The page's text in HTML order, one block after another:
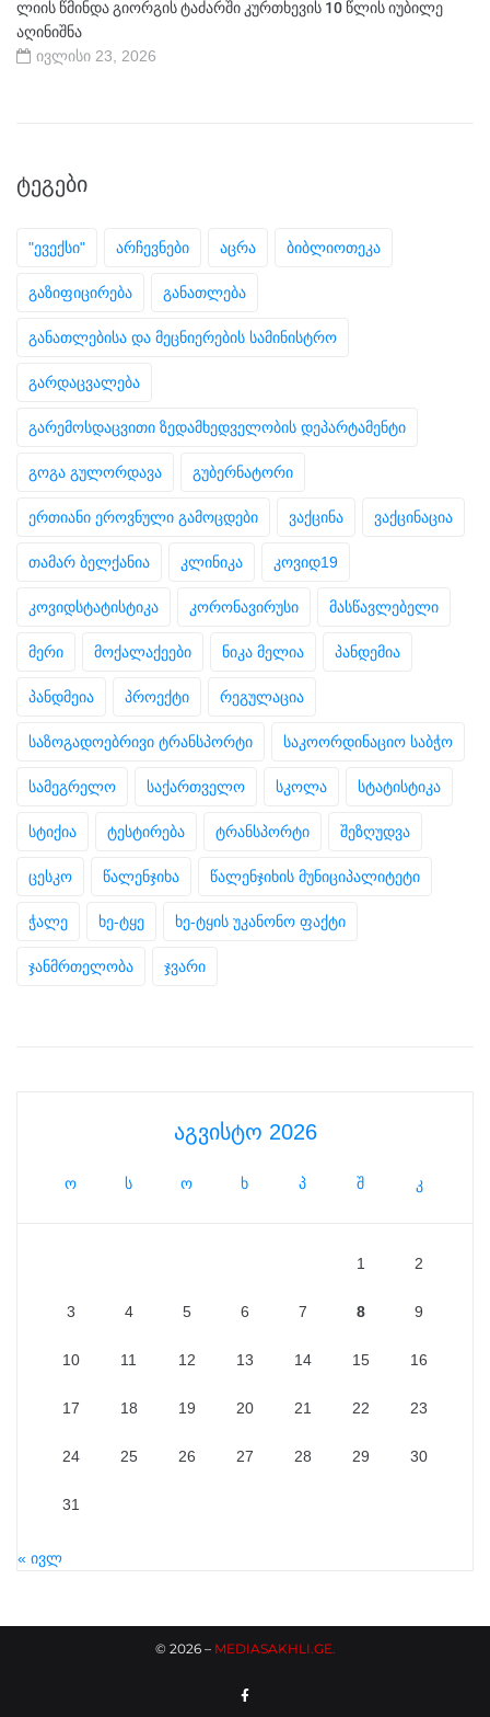
ლიის წმინდა გიორგის ტაძარში კურთხევის 10 წლის იუბილე
აღინიშნა
ივლისი 23, 2026
ᲢᲔᲒᲔᲑᲘ
"ევექსი" არჩევნები აცრა ბიბლიოთეკა
გაზიფიცირება განათლება
განათლებისა და მეცნიერების სამინისტრო
გარდაცვალება
გარემოსდაცვითი ზედამხედველობის დეპარტამენტი
გოგა გულორდავა გუბერნატორი
ერთიანი ეროვნული გამოცდები ვაქცინა ვაქცინაცია
თამარ ბელქანია კლინიკა კოვიდ19
კოვიდსტატისტიკა კორონავირუსი მასწავლებელი
მერი მოქალაქეები ნიკა მელია პანდემია
პანდმეია პროექტი რეგულაცია
საზოგადოებრივი ტრანსპორტი საკოორდინაციო საბჭო
სამეგრელო საქართველო სკოლა სტატისტიკა
სტიქია ტესტირება ტრანსპორტი შეზღუდვა
ცესკო წალენჯიხა წალენჯიხის მუნიციპალიტეტი
ჭალე ხე-ტყე ხე-ტყის უკანონო ფაქტი
ჯანმრთელობა ჯვარი
აგვისტო 2026
ო ს ო ხ პ შ კ
1 2
3 4 5 6 7 8 9
10 11 12 13 14 15 16
17 18 19 20 21 22 23
24 25 26 27 28 29 30
31
« ივლ
© 2026– MEDIASAKHLI.GE.